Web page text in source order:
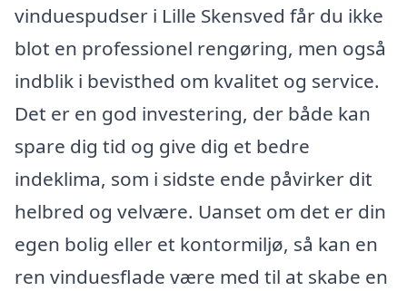
vinduespudser i Lille Skensved får du ikke
blot en professionel rengøring, men også
indblik i bevisthed om kvalitet og service.
Det er en god investering, der både kan
spare dig tid og give dig et bedre
indeklima, som i sidste ende påvirker dit
helbred og velvære. Uanset om det er din
egen bolig eller et kontormiljø, så kan en
ren vinduesflade være med til at skabe en